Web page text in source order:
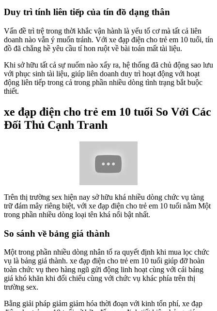
Duy trì tính liên tiếp của tín đồ dạng thân
Vấn đề trì trệ trong thời khắc vận hành là yếu tố cơ mà tất cả liên
doanh nào vẫn ý muốn tránh. Với xe đạp điện cho trẻ em 10 tuổi, tín
đồ đã chẳng hề yêu cầu tí hon ruột về bài toán mất tài liệu.
Khi sở hữu tất cả sự nuốm nào xẩy ra, hệ thống đã chủ động sao lưu
với phục sinh tài liệu, giúp liên doanh duy trì hoạt động với hoạt
động liên tiếp trong cả trong phần nhiều dòng tình trạng bắt buộc
thiết.
xe đạp điện cho trẻ em 10 tuổi So Với Các
Đối Thủ Cạnh Tranh
Trên thị trường sex hiện nay sở hữu khá nhiều dòng chức vụ tàng
trữ đám mây riêng biệt, với xe đạp điện cho trẻ em 10 tuổi nằm Một
trong phần nhiều dòng loại tên khá nổi bật nhất.
So sánh về bảng giá thành
Một trong phần nhiều dòng nhân tố ra quyết định khi mua lọc chức
vụ là bảng giá thành. xe đạp điện cho trẻ em 10 tuổi giúp đỡ hoàn
toàn chức vụ theo hàng ngũ gửi động linh hoạt cùng với cái bảng
giá khó khăn khi đối chiếu cùng với chức vụ khác phía trên thị
trường sex.
Bằng giải pháp giảm giảm hóa thời đoạn với kinh tổn phí, xe đạp